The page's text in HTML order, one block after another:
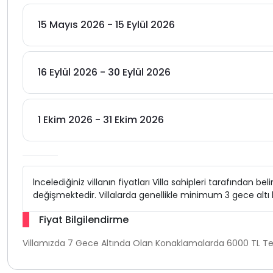
15 Mayıs 2026 - 15 Eylül 2026
16 Eylül 2026 - 30 Eylül 2026
1 Ekim 2026 - 31 Ekim 2026
İncelediğiniz villanın fiyatları Villa sahipleri tarafından
değişmektedir. Villalarda genellikle minimum 3 gece
Fiyat Bilgilendirme
Villamızda 7 Gece Altında Olan Konaklamalarda 6000 TL